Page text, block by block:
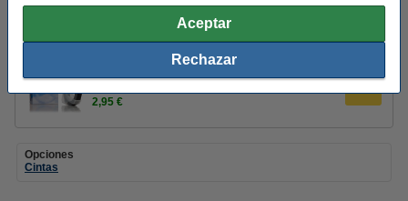
Aceptar
Rechazar
123tinta cinta en relieve blanca sobre negro de
9 mm | Pack 5 uds
2,95 €
Opciones
Cintas